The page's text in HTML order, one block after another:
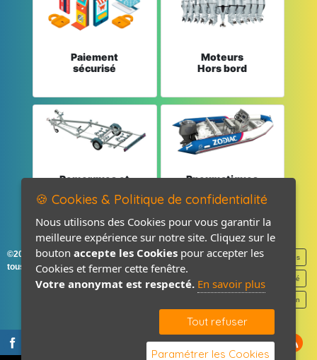
Paiement
sécurisé
Moteurs
Hors bord
Remorques et
Pneumatiques
©2026-2027 France Accastillage
tous droits réservés
Mentions légales
Politique de confidentialité
Contact / Plan
🍪 Cookies & Politique de confidentialité
Nous utilisons des Cookies pour vous garantir la
meilleure expérience sur notre site. Cliquez sur le
bouton accepte les Cookies pour accepter les
Cookies et fermer cette fenêtre.
Votre anonymat est respecté. En savoir plus
Tout refuser
Paramétrer les Cookies